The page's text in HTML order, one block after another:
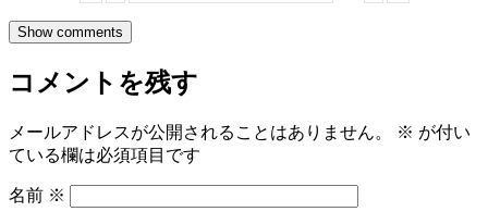
Show comments
コメントを残す
メールアドレスが公開されることはありません。 ※ が付い
ている欄は必須項目です
名前 ※